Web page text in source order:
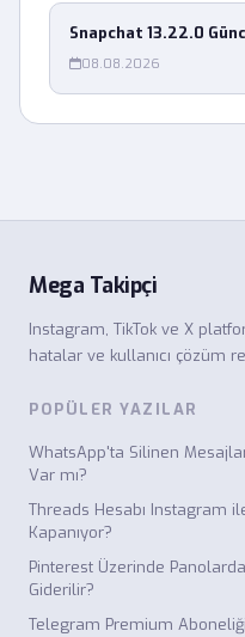
Snapchat 13.22.0
08.08.2026
Mega Takipçi
Instagram, TikTok ve X
hatalar ve kullanıcı çözüm
POPÜLER YAZILAR
WhatsApp'ta Silinen
Var mı?
Threads Hesabı Instagram
Kapanıyor?
Pinterest Üzerinde
Giderilir?
Telegram Premium